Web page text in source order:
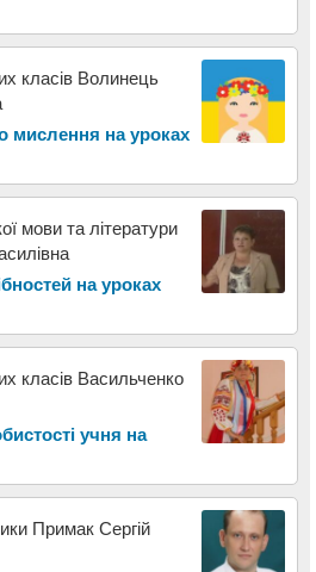
класів Волинець
мислення на уроках
мови та літератури
на уроках
класів Васильченко
учня на
Примак Сергій